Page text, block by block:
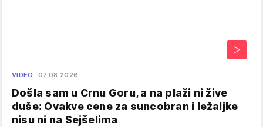
VIDEO 07.08.2026.
Došla sam u Crnu Goru, a na plaži ni žive
duše: Ovakve cene za suncobran i ležaljke
nisu ni na Sejšelima